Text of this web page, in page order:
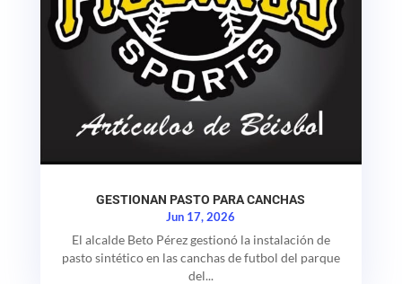
GESTIONAN PASTO PARA CANCHAS
Jun 17, 2026
El alcalde Beto Pérez gestionó la instalación de
pasto sintético en las canchas de futbol del parque
del...